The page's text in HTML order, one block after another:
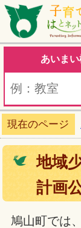
あいま
現在のページ
地域
計画
鳩山町では